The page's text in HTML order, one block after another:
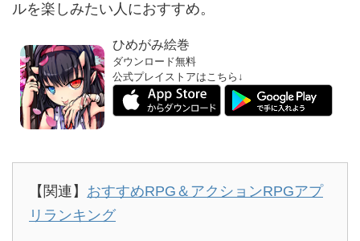
ルを楽しみたい人におすすめ。
ひめがみ絵巻
ダウンロード無料
公式プレイストアはこちら↓
【関連】 おすすめRPG＆アクションRPGアプ
リランキング